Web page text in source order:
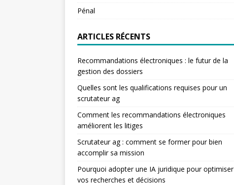
Pénal
ARTICLES RÉCENTS
Recommandations électroniques : le futur de la
gestion des dossiers
Quelles sont les qualifications requises pour un
scrutateur ag
Comment les recommandations électroniques
améliorent les litiges
Scrutateur ag : comment se former pour bien
accomplir sa mission
Pourquoi adopter une IA juridique pour optimiser
vos recherches et décisions